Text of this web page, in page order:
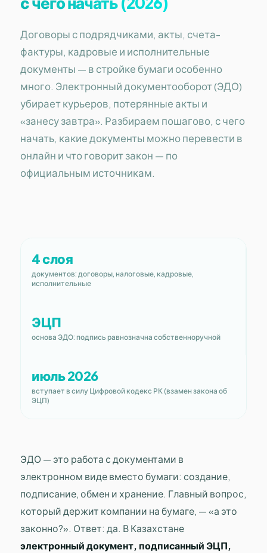
Договоры с подрядчиками, акты, счета-
фактуры, кадровые и исполнительные
документы — в стройке бумаги особенно
много. Электронный документооборот (ЭДО)
убирает курьеров, потерянные акты и
«занесу завтра». Разбираем пошагово, с чего
начать, какие документы можно перевести в
онлайн и что говорит закон — по
официальным источникам.
4 слоя
документов: договоры, налоговые, кадровые,
исполнительные
ЭЦП
основа ЭДО: подпись равнозначна собственноручной
июль 2026
вступает в силу Цифровой кодекс РК (взамен закона об
ЭЦП)
ЭДО — это работа с документами в
электронном виде вместо бумаги: создание,
подписание, обмен и хранение. Главный вопрос,
который держит компании на бумаге, — «а это
законно?». Ответ: да. В Казахстане
электронный документ, подписанный ЭЦП,